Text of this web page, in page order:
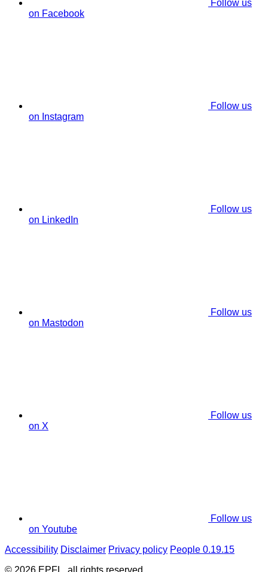
Follow us
on Facebook
Follow us
on Instagram
Follow us
on LinkedIn
Follow us
on Mastodon
Follow us
on X
Follow us
on Youtube
Accessibility Disclaimer Privacy policy People 0.19.15